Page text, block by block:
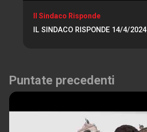
Il Sindaco Risponde
IL SINDACO RISPONDE 14/4/2024
Puntate precedenti